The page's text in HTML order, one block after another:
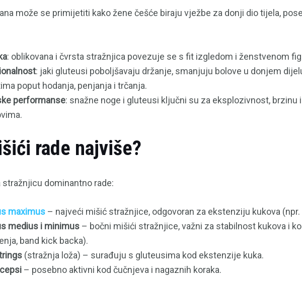
može se primijetiti kako žene češće biraju vježbe za donji dio tijela,
: oblikovana i čvrsta stražnjica povezuje se s fit izgledom i ženstvenom
: jaki gluteusi poboljšavaju držanje, smanjuju bolove u donjem
poput hodanja, penjanja i trčanja.
performanse: snažne noge i gluteusi ključni su za eksplozivnost,
rade najviše?
stražnjicu dominantno rade:
maximus – najveći mišić stražnjice, odgovoran za ekstenziju kukova
medius i minimus – bočni mišići stražnjice, važni za stabilnost kukova i
band kick backa).
(stražnja loža) – surađuju s gluteusima kod ekstenzije kuka.
– posebno aktivni kod čučnjeva i nagaznih koraka.